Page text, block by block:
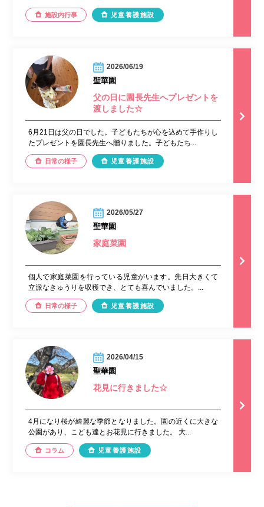
施設内行事 児童養護施設
2026/06/19
聖華園
父の日に園長先生へプレゼントを
渡しました☆
6月21日は父の日でした。子どもたちが心を込めて手作りし
たプレゼントを園長先生へ贈りました。子どもたち...
日常の様子 児童養護施設
2026/05/27
聖華園
家庭菜園
個人で家庭菜園を行っている児童がいます。先日大きくて
立派なきゅうりを収穫でき、とても喜んでいました。...
日常の様子 児童養護施設
2026/04/15
聖華園
花見に行きました☆
4月になり桜が綺麗な季節となりました。園の近くに大きな
公園があり、こども達とお花見に行きました。 大...
コラム 児童養護施設